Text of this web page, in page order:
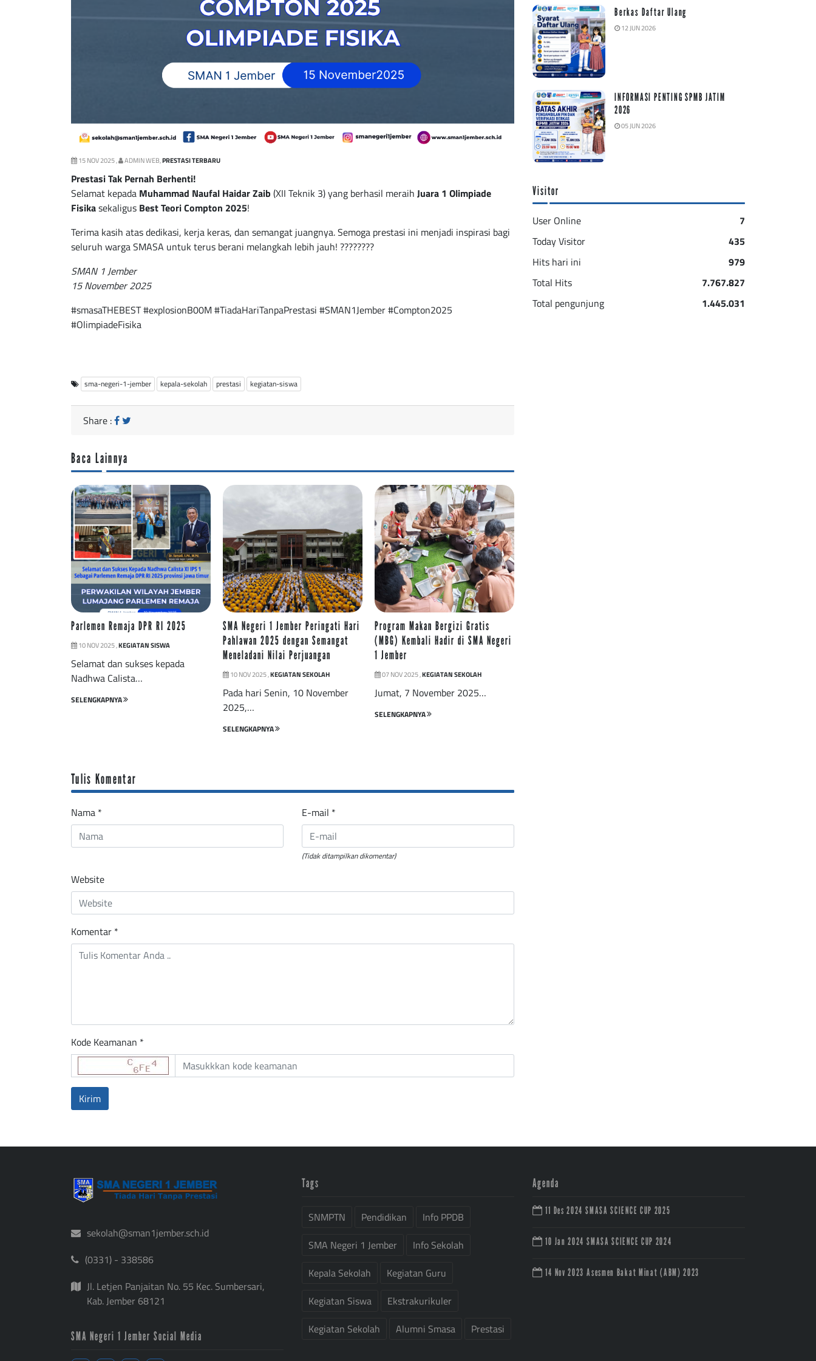
15 NOV 2025 , ADMIN WEB,PRESTASI TERBARU
Prestasi Tak Pernah Berhenti!
Selamat kepada Muhammad Naufal Haidar Zaib (XII Teknik 3) yang berhasil meraih Juara 1 Olimpiade
Fisikasekaligus Best Teori Compton 2025!
Terima kasih atas dedikasi, kerja keras, dan semangat juangnya. Semoga prestasi ini menjadi inspirasi bagi
seluruh warga SMASA untuk terus berani melangkah lebih jauh! ????????
SMAN 1 Jember
15 November 2025
#smasaTHEBEST #explosionB00M #TiadaHariTanpaPrestasi #SMAN1Jember #Compton2025
#OlimpiadeFisika
sma-negeri-1-jember kepala-sekolah prestasi kegiatan-siswa
Share :
Baca Lainnya
Parlemen Remaja DPR RI 2025
10 NOV 2025 ,KEGIATAN SISWA
Selamat dan sukses kepada
Nadhwa Calista…
SELENGKAPNYA
SMA Negeri 1 Jember Peringati Hari
Pahlawan 2025 dengan Semangat
Meneladani Nilai Perjuangan
10 NOV 2025 ,KEGIATAN SEKOLAH
Pada hari Senin, 10 November
2025,…
SELENGKAPNYA
Program Makan Bergizi Gratis
(MBG) Kembali Hadir di SMA Negeri
1 Jember
07 NOV 2025 ,KEGIATAN SEKOLAH
Jumat, 7 November 2025…
SELENGKAPNYA
Tulis Komentar
Nama * E-mail *
(Tidak ditampilkan dikomentar)
Website
Komentar *
Kode Keamanan *
Berkas Daftar Ulang
12 JUN 2026
INFORMASI PENTING SPMB JATIM
2026
05 JUN 2026
Visitor
User Online
7
Today Visitor
435
Hits hari ini
979
Total Hits
7.767.827
Total pengunjung
1.445.031
sekolah@sman1jember.sch.id
(0331) - 338586
Jl. Letjen Panjaitan No. 55 Kec. Sumbersari,
Kab. Jember 68121
SMA Negeri 1 Jember Social Media
Tags
SNMPTN Pendidikan
Info PPDB
SMA Negeri 1 Jember
Info Sekolah
Kepala Sekolah
Kegiatan Guru
Kegiatan Siswa
Ekstrakurikuler
Kegiatan Sekolah
Alumni Smasa Prestasi
Agenda
11 Des 2024 SMASA SCIENCE CUP 2025
10 Jan 2024 SMASA SCIENCE CUP 2024
14 Nov 2023 Asesmen Bakat Minat (ABM) 2023